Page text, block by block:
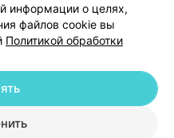
| 220012, Республика Беларусь,
информации о целях,
файлов cookie вы
Политикой обработки